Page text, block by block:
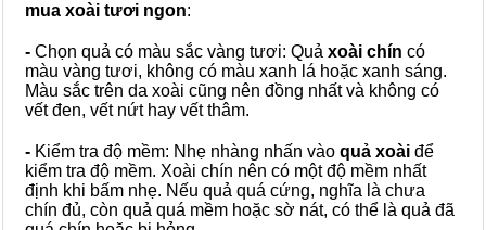
mua xoài tươi ngon:
- Chọn quả có màu sắc vàng tươi: Quả xoài chín có
màu vàng tươi, không có màu xanh lá hoặc xanh sáng.
Màu sắc trên da xoài cũng nên đồng nhất và không có
vết đen, vết nứt hay vết thâm.
- Kiểm tra độ mềm: Nhẹ nhàng nhấn vào quả xoài để
kiểm tra độ mềm. Xoài chín nên có một độ mềm nhất
định khi bấm nhẹ. Nếu quả quá cứng, nghĩa là chưa
chín đủ, còn quả quá mềm hoặc sờ nát, có thể là quả đã